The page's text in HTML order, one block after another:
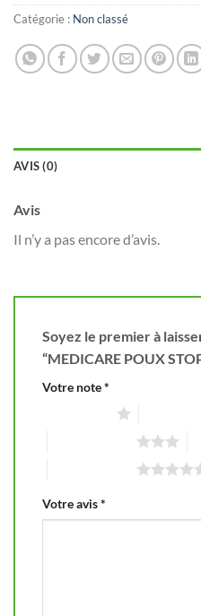
Catégorie : Non classé
AVIS (0)
Avis
Il n’y a pas encore d’avis.
Soyez le premier à
“MEDICARE POUX
Votre note*
Votre avis*